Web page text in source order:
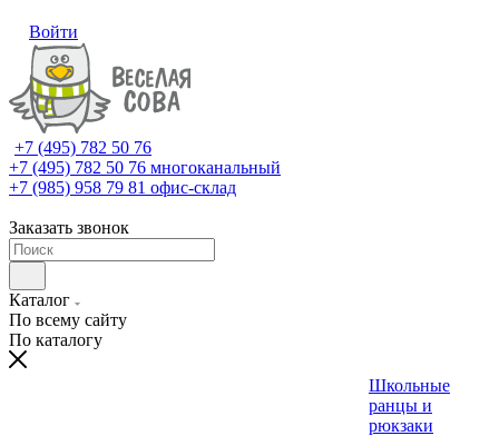
Войти
+7 (495) 782 50 76
+7 (495) 782 50 76 многоканальный
+7 (985) 958 79 81 офис-склад
Заказать звонок
Каталог
По всему сайту
По каталогу
Школьные
ранцы и
рюкзаки